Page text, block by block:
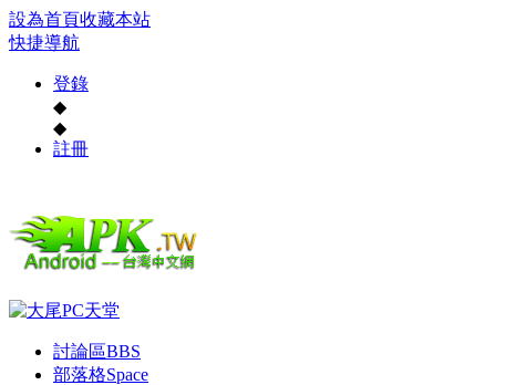
設為首頁收藏本站
快捷導航
登錄
◆
◆
註冊
討論區BBS
部落格Space